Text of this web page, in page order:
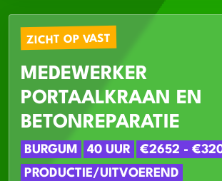
ZICHT OP VAST
MEDEWERKER
PORTAALKRAAN EN
BETONREPARATIE
BURGUM 40 UUR
€2652 -
PRODUCTIE/UITVOEREND